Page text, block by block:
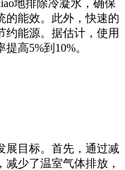
地排除冷凝水，确保
的能效。此外，快速的
约能源。据估计，使用
高5%到10%。
展目标。首先，通过减
少了温室气体排放，